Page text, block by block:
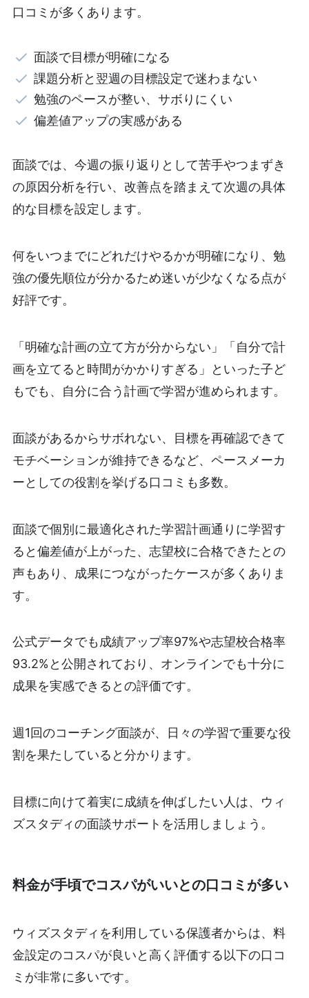
口コミが多くあります。
面談で目標が明確になる
課題分析と翌週の目標設定で迷わまない
勉強のペースが整い、サボりにくい
偏差値アップの実感がある
面談では、今週の振り返りとして苦手やつまずき
の原因分析を行い、改善点を踏まえて次週の具体
的な目標を設定します。
何をいつまでにどれだけやるかが明確になり、勉
強の優先順位が分かるため迷いが少なくなる点が
好評です。
「明確な計画の立て方が分からない」「自分で計
画を立てると時間がかかりすぎる」といった子ど
もでも、自分に合う計画で学習が進められます。
面談があるからサボれない、目標を再確認できて
モチベーションが維持できるなど、ペースメーカ
ーとしての役割を挙げる口コミも多数。
面談で個別に最適化された学習計画通りに学習す
ると偏差値が上がった、志望校に合格できたとの
声もあり、成果につながったケースが多くありま
す。
公式データでも成績アップ率97%や志望校合格率
93.2%と公開されており、オンラインでも十分に
成果を実感できるとの評価です。
週1回のコーチング面談が、日々の学習で重要な役
割を果たしていると分かります。
目標に向けて着実に成績を伸ばしたい人は、ウィ
ズスタディの面談サポートを活用しましょう。
料金が手頃でコスパがいいとの口コミが多い
ウィズスタディを利用している保護者からは、料
金設定のコスパが良いと高く評価する以下の口コ
ミが非常に多いです。